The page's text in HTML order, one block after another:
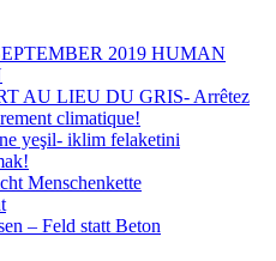
2019 HUMAN
AU LIEU DU GRIS- Arrêtez
climatique!
yeşil- iklim felaketini
Menschenkette
– Feld statt Beton